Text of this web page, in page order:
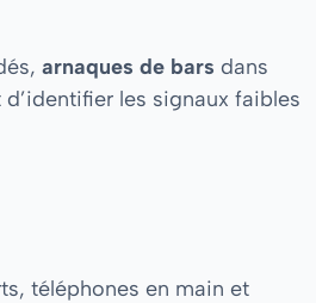
arnaques de bars dans
les signaux faibles
téléphones en main et